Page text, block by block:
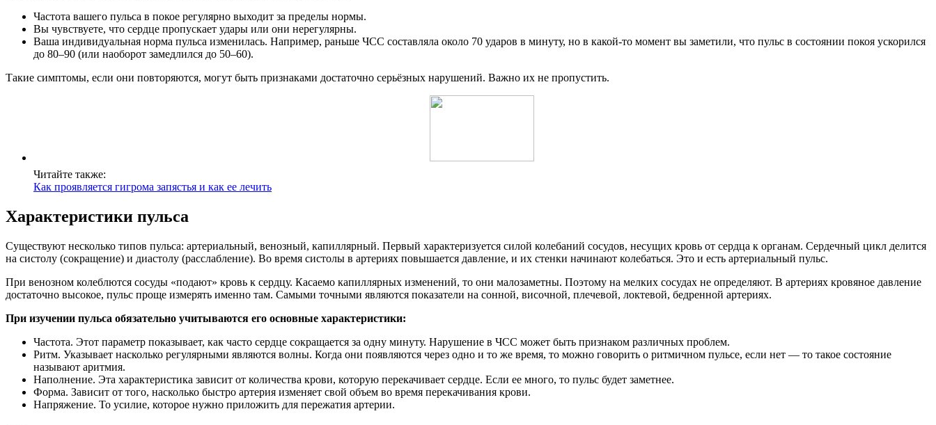
Частота вашего пульса в покое регулярно выходит за пределы нормы.
Вы чувствуете, что сердце пропускает удары или они нерегулярны.
Ваша индивидуальная норма пульса изменилась. Например, раньше ЧСС составляла около 70 ударов в минуту, но в какой-то момент вы заметили, что пульс в состоянии покоя ускорился
до 80–90 (или наоборот замедлился до 50–60).
Такие симптомы, если они повторяются, могут быть признаками достаточно серьёзных нарушений. Важно их не пропустить.
Читайте также:
Как проявляется гигрома запястья и как ее лечить
Характеристики пульса
Существуют несколько типов пульса: артериальный, венозный, капиллярный. Первый характеризуется силой колебаний сосудов, несущих кровь от сердца к органам. Сердечный цикл делится
на систолу (сокращение) и диастолу (расслабление). Во время систолы в артериях повышается давление, и их стенки начинают колебаться. Это и есть артериальный пульс.
При венозном колеблются сосуды «подают» кровь к сердцу. Касаемо капиллярных изменений, то они малозаметны. Поэтому на мелких сосудах не определяют. В артериях кровяное давление
достаточно высокое, пульс проще измерять именно там. Самыми точными являются показатели на сонной, височной, плечевой, локтевой, бедренной артериях.
При изучении пульса обязательно учитываются его основные характеристики:
Частота. Этот параметр показывает, как часто сердце сокращается за одну минуту. Нарушение в ЧСС может быть признаком различных проблем.
Ритм. Указывает насколько регулярными являются волны. Когда они появляются через одно и то же время, то можно говорить о ритмичном пульсе, если нет — то такое состояние
называют аритмия.
Наполнение. Эта характеристика зависит от количества крови, которую перекачивает сердце. Если ее много, то пульс будет заметнее.
Форма. Зависит от того, насколько быстро артерия изменяет свой объем во время перекачивания крови.
Напряжение. То усилие, которое нужно приложить для пережатия артерии.